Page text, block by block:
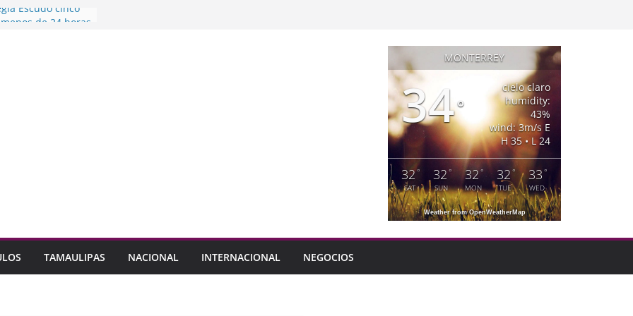
Escudo cinco
CANACO
1,800 Pymes
taller para
MONTERREY
34°
cielo claro
humidity:
43%
wind: 3m/s E
H 35 • L 24
32°
SAT
32 °
SUN
32°
MON
32 °
TUE
33 °
WED
Weather from OpenWeatherMap
TAMAULIPAS NACIONAL INTERNACIONAL NEGOCIOS